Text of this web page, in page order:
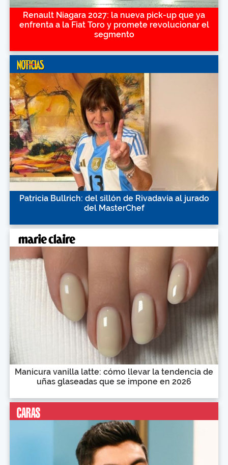
Renault Niagara 2027: la nueva pick-up que ya
enfrenta a la Fiat Toro y promete revolucionar el
segmento
Patricia Bullrich: del sillón de Rivadavia al jurado
del MasterChef
Manicura vanilla latte: cómo llevar la tendencia de
uñas glaseadas que se impone en 2026